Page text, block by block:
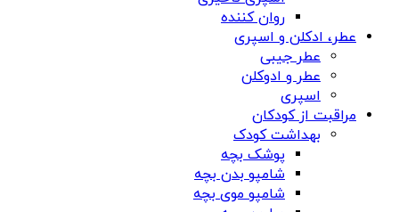
روان کننده
عطر، ادکلن و اسپری
عطر جیبی
عطر و ادوکلن
اسپری
مراقبت از کودکان
بهداشت کودک
پوشک بچه
شامپو بدن بچه
شامپو موی بچه